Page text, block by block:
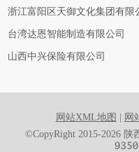
浙江富阳区天御文化集团有限
台湾达恩智能制造有限公司
山西中兴保险有限公司
网站XML地图 网
©CopyRight 2015-2026